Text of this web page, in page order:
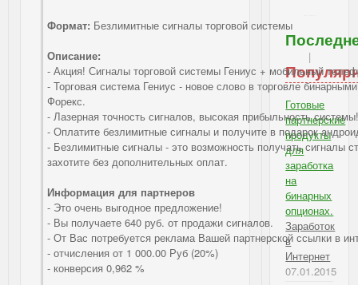
Формат: Безлимитные сигналы торговой системы
Описание:
- Акция! Сигналы торговой системы Гениус + мобильный
- Торговая система Гениус - новое слово в торговле
Форекс.
- Лазерная точность сигналов, высокая прибыльность
- Оплатите безлимитные сигналы и получите в подарок
- Безлимитные сигналы - это возможность получать сигналы
захотите без дополнительных оплат.
Информация для партнеров
- Это очень выгодное предложение!
- Вы получаете 640 руб. от продажи сигналов.
- От Вас потребуется реклама Вашей партнерской ссылки в
- отчисления от 1 000.00 Руб (20%)
- конверсия 0,962 %
|
Готовые
партнерские
продукты
для
заработка
на
бинарных
опционах.
Заработок
в
Интернет
07.01.2015